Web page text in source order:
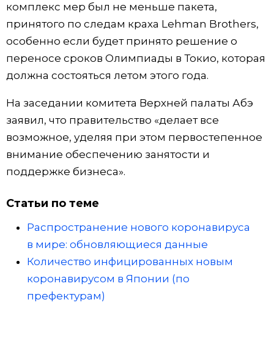
комплекс мер был не меньше пакета,
принятого по следам краха Lehman Brothers,
особенно если будет принято решение о
переносе сроков Олимпиады в Токио, которая
должна состояться летом этого года.
На заседании комитета Верхней палаты Абэ
заявил, что правительство «делает все
возможное, уделяя при этом первостепенное
внимание обеспечению занятости и
поддержке бизнеса».
Статьи по теме
Распространение нового коронавируса
в мире: обновляющиеся данные
Количество инфицированных новым
коронавирусом в Японии (по
префектурам)